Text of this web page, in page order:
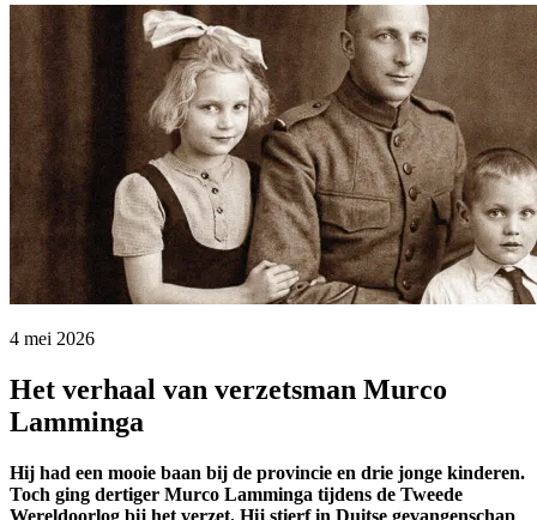
4 mei 2026
Het verhaal van verzetsman Murco
Lamminga
Hij had een mooie baan bij de provincie en drie jonge kinderen.
Toch ging dertiger Murco Lamminga tijdens de Tweede
Wereldoorlog bij het verzet. Hij stierf in Duitse gevangenschap